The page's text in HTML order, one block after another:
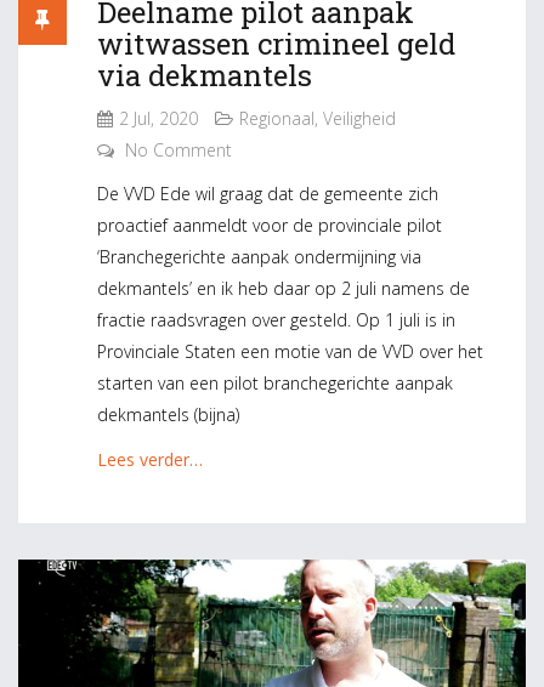
Deelname pilot aanpak
witwassen crimineel geld
via dekmantels
2 Jul, 2020 Regionaal, Veiligheid
No Comment
De VVD Ede wil graag dat de gemeente zich
proactief aanmeldt voor de provinciale pilot
‘Branchegerichte aanpak ondermijning via
dekmantels’ en ik heb daar op 2 juli namens de
fractie raadsvragen over gesteld. Op 1 juli is in
Provinciale Staten een motie van de VVD over het
starten van een pilot branchegerichte aanpak
dekmantels (bijna)
Lees verder…